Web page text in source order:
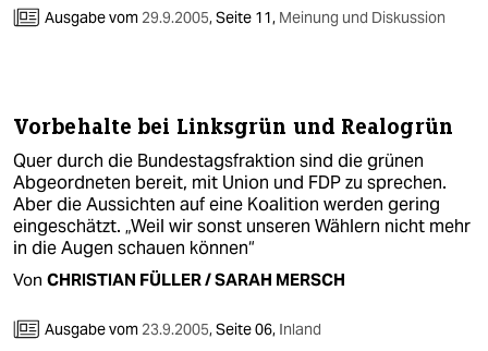
Ausgabe vom 29.9.2005,Seite 11, Meinung und Diskussion
Vorbehalte bei Linksgrün und Realogrün
Quer durch die Bundestagsfraktion sind die grünen
Abgeordneten bereit, mit Union und FDP zu sprechen.
Aber die Aussichten auf eine Koalition werden gering
eingeschätzt. „Weil wir sonst unseren Wählern nicht mehr
in die Augen schauen können“
Von CHRISTIAN FÜLLER / SARAH MERSCH
Ausgabe vom 23.9.2005,Seite 06, Inland